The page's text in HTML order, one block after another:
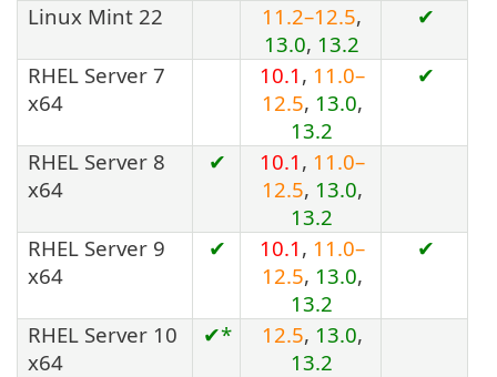
Linux Mint 22 11.2–12.5,
13.0, 13.2
✔
RHEL Server 7
x64
10.1 , 11.0–
12.5, 13.0,
13.2
✔
RHEL Server 8
x64
✔ 10.1 , 11.0–
12.5, 13.0,
13.2
RHEL Server 9
x64
✔ 10.1 , 11.0–
12.5, 13.0,
13.2
✔
RHEL Server 10
x64
✔* 12.5, 13.0,
13.2